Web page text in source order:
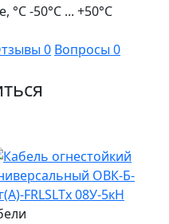
°С-50°C ... +50°C
0 Вопросы 0